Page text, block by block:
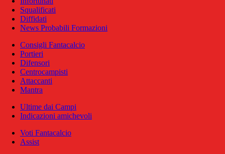
Squalificati
Diffidati
News Probabili Formazioni
Consigli Fantacalcio
Portieri
Difensori
Centrocampisti
Attaccanti
Mantra
Ultime dai Campi
Indicazioni amichevoli
Voti Fantacalcio
Assist